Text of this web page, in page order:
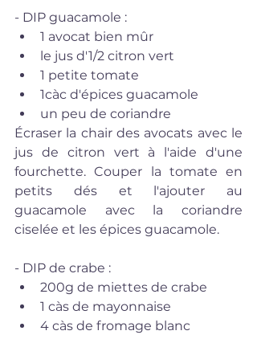
- DIP guacamole :
1 avocat bien mûr
le jus d'1/2 citron vert
1 petite tomate
1càc d'épices guacamole
un peu de coriandre
Écraser la chair des avocats avec le
jus de citron vert à l'aide d'une
fourchette. Couper la tomate en
petits dés et l'ajouter au
guacamole avec la coriandre
ciselée et les épices guacamole.
- DIP de crabe :
200g de miettes de crabe
1 càs de mayonnaise
4 càs de fromage blanc